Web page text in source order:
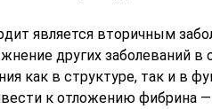
является вторичным
других заболеваний в
как в структуре, так и в
к отложению фибрина